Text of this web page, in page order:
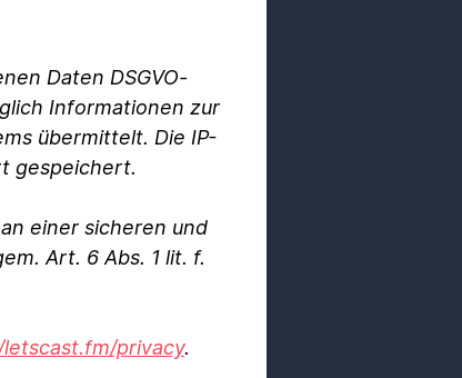
Daten DSGVO-
Informationen zur
übermittelt. Die IP-
gespeichert.
einer sicheren und
Art. 6 Abs. 1 lit. f.
privacy.